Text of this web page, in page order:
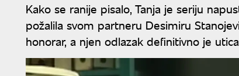
Kako se ranije pisalo, Tanja je seriju
požalila svom partneru Desimiru
honorar, a njen odlazak definitivno je